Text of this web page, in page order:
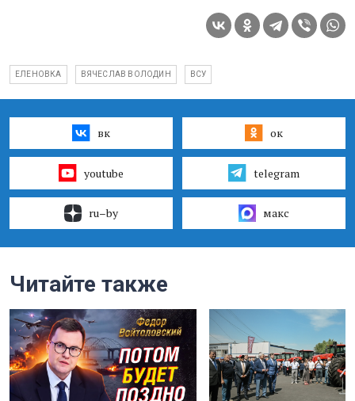
ЕЛЕНОВКА ВЯЧЕСЛАВ ВОЛОДИН ВСУ
вк ок
youtube telegram
ru–by макс
Читайте также